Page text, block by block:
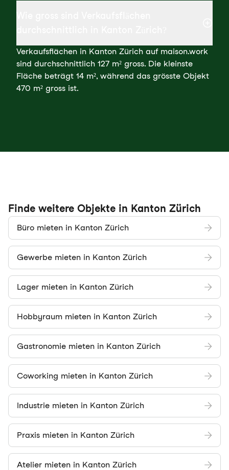
Verkaufsflächen in Kanton Zürich auf maison.work
sind durchschnittlich 127 m² gross. Die kleinste
Fläche beträgt 14 m², während das grösste Objekt
470 m² gross ist.
Finde weitere Objekte in Kanton Zürich
Büro mieten in Kanton Zürich
Gewerbe mieten in Kanton Zürich
Lager mieten in Kanton Zürich
Hobbyraum mieten in Kanton Zürich
Gastronomie mieten in Kanton Zürich
Coworking mieten in Kanton Zürich
Industrie mieten in Kanton Zürich
Praxis mieten in Kanton Zürich
Atelier mieten in Kanton Zürich